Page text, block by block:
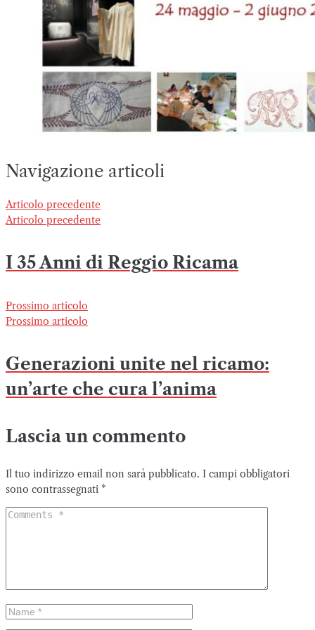
Navigazione articoli
Articolo precedente
Articolo precedente
I 35 Anni di Reggio Ricama
Prossimo articolo
Prossimo articolo
Generazioni unite nel ricamo:
un’arte che cura l’anima
Lascia un commento
Il tuo indirizzo email non sarà pubblicato. I campi obbligatori
sono contrassegnati *